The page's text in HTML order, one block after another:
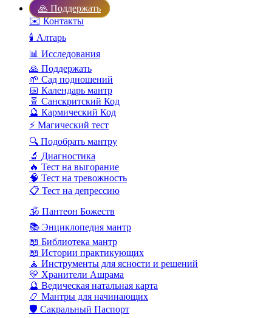
🙏 Поддержать
✉️ Контакты
🕯️ Алтарь
📊 Исследования
🙏 Поддержать
🌱 Сад подношений
📅 Календарь мантр
🧬 Санскритский Код
🔮 Кармический Код
⚡ Магический тест
🔍 Подобрать мантру
🔬 Диагностика
🔥 Тест на выгорание
🧠 Тест на тревожность
📋 Тест на депрессию
🕉️ Пантеон Божеств
📚 Энциклопедия мантр
📖 Библиотека мантр
📖 Истории практикующих
🧘 Инструменты для ясности и решений
💛 Хранители Ашрама
🔮 Ведическая натальная карта
📿 Мантры для начинающих
🛡️ Сакральный Паспорт